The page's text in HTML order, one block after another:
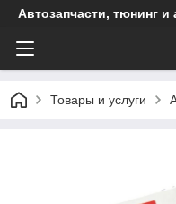
Автозапчасти, тюнинг
Товары и услуги